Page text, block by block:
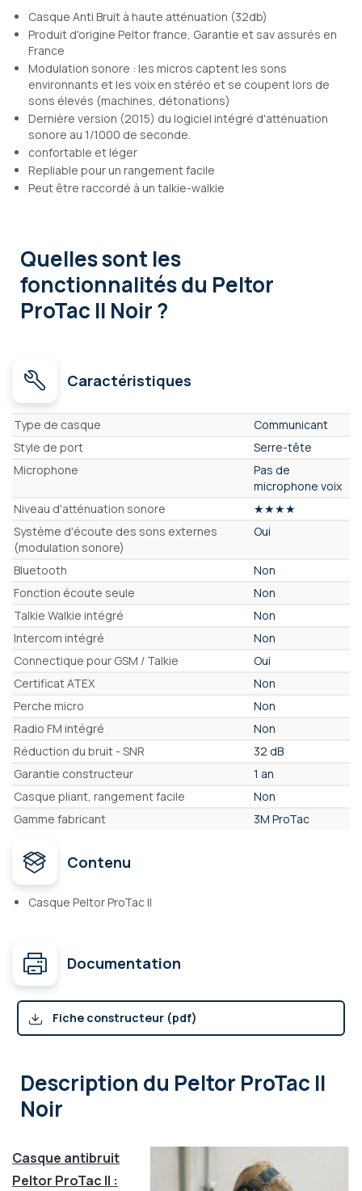
Casque Anti Bruit à haute atténuation (32db)
Produit d'origine Peltor france, Garantie et sav assurés en
France
Modulation sonore : les micros captent les sons
environnants et les voix en stéréo et se coupent lors de
sons élevés (machines, détonations)
Dernière version (2015) du logiciel intégré d'atténuation
sonore au 1/1000 de seconde.
confortable et léger
Repliable pour un rangement facile
Peut être raccordé à un talkie-walkie
Quelles sont les
fonctionnalitésdu Peltor
ProTac II Noir ?
Caractéristiques
Caractéristiques
Type de casque
Communicant
Style de port
Serre-tête
Microphone
Pas de
microphone voix
Niveau d'atténuation sonore
★★★★
Système d'écoute des sons externes
(modulation sonore)
Oui
Bluetooth
Non
Fonction écoute seule
Non
Talkie Walkie intégré
Non
Intercom intégré
Non
Connectique pour GSM / Talkie
Oui
Certificat ATEX
Non
Perche micro
Non
Radio FM intégré
Non
Réduction du bruit - SNR
32 dB
Garantie constructeur
1 an
Casque pliant, rangement facile
Non
Gamme fabricant
3M ProTac
Contenu
Casque Peltor ProTac II
Documentation
Fiche constructeur (pdf)
Description du Peltor ProTac II
Noir
Casque antibruit
Peltor ProTac II :